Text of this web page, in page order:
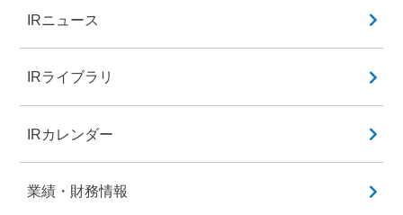
IRニュース
IRライブラリ
IRカレンダー
業績・財務情報